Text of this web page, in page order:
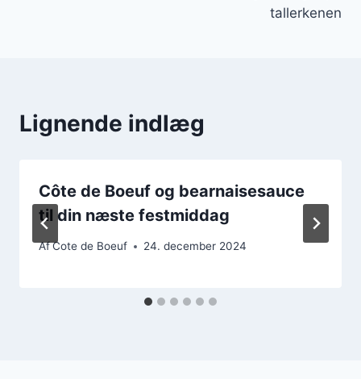
tallerkenen
Lignende indlæg
Côte de Boeuf og bearnaisesauce
til din næste festmiddag
AfCote de Boeuf 24. december 2024